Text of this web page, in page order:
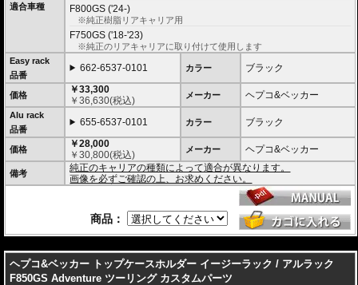
適合車種 F800GS ('24-)
※純正樹脂リアキャリア用
F750GS ('18-'23)
※純正のリアキャリアに取り付けて使用します
Easy rack
品番
662-6537-0101 カラー ブラック
価格
￥33,300
￥36,630(税込) メーカー ヘプコ&ベッカー
Alu rack
品番
655-6537-0101 カラー ブラック
価格
￥28,000
￥30,800(税込) メーカー ヘプコ&ベッカー
備考
純正のキャリアの種類によって適合が異なります。
画像を必ずご確認の上、お求めください。
商品：
ヘプコ&ベッカー トップケースホルダー イージーラック / アルラック
F850GS Adventure ツーリング カスタムパーツ